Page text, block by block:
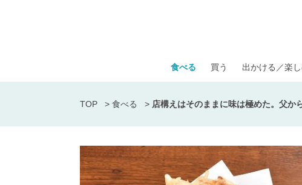
食べる 買う 出かける／楽
TOP > 食べる > 店構えはそのままに味は極めた。父か